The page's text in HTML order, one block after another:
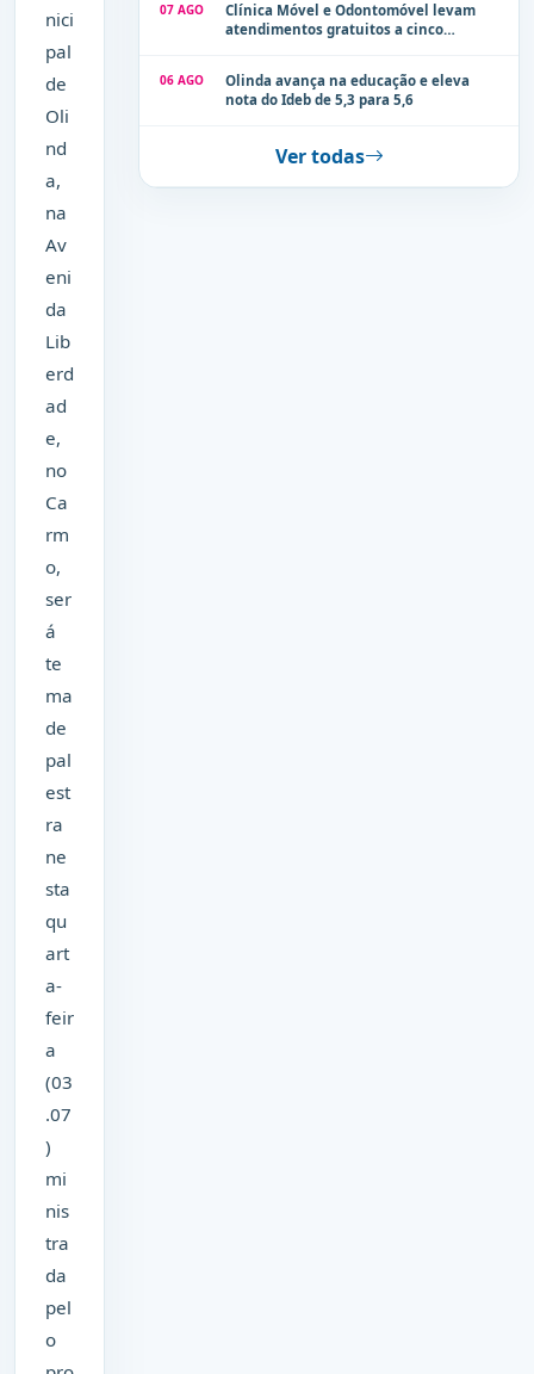
nici
pal
de
Oli
nd
a,
na
Av
eni
da
Lib
erd
ad
e,
no
Ca
rm
o,
ser
á
te
ma
de
pal
est
ra
ne
sta
qu
art
a-
feir
a
(03
.07
)
mi
nis
tra
da
pel
o
07 AGO
Clínica Móvel e Odontomóvel levam
atendimentos gratuitos a cinco
06 AGO
Olinda avança na educação e eleva
nota do Ideb de 5,3 para 5,6
Ver todas